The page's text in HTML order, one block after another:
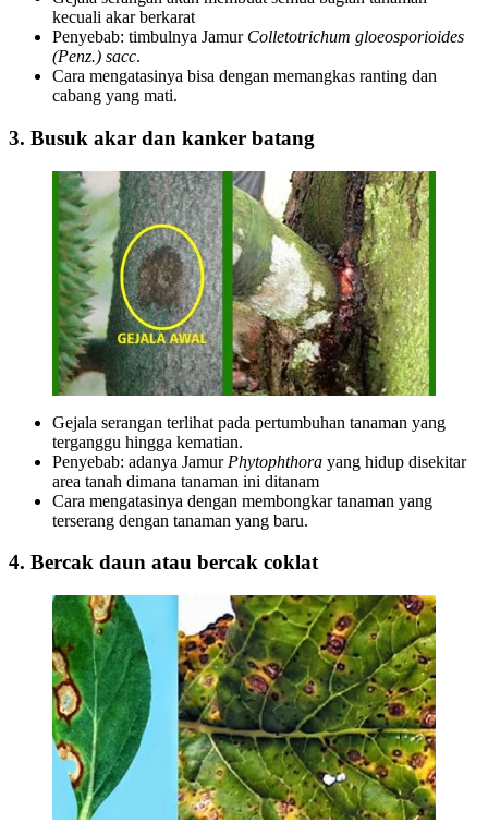
kecuali akar berkarat
Penyebab: timbulnya Jamur Colletotrichum gloeosporioides
(Penz.) sacc.
Cara mengatasinya bisa dengan memangkas ranting dan
cabang yang mati.
3. Busuk akar dan kanker batang
Gejala serangan terlihat pada pertumbuhan tanaman yang
terganggu hingga kematian.
Penyebab: adanya Jamur Phytophthora yang hidup disekitar
area tanah dimana tanaman ini ditanam
Cara mengatasinya dengan membongkar tanaman yang
terserang dengan tanaman yang baru.
4. Bercak daun atau bercak coklat